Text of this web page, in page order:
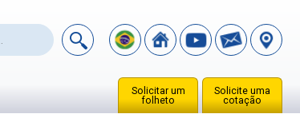
Solicite uma
cotação
Solicitar um
folheto